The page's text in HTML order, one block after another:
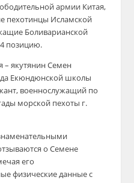
армии Китая,
пехотинцы Исламской
Боливарианской
4 позицию.
– якутянин Семен
Екюндюнской школы
военнослужащий по
морской пехоты г.
о Семене
его
физические данные с